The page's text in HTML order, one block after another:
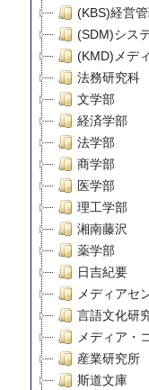
(KBS)経営
(SDM)シス
(KMD)メデ
法務研究科
文学部
経済学部
法学部
商学部
医学部
理工学部
湘南藤沢
薬学部
日吉紀要
メディアセ
言語文化研
メディア・
産業研究所
斯道文庫